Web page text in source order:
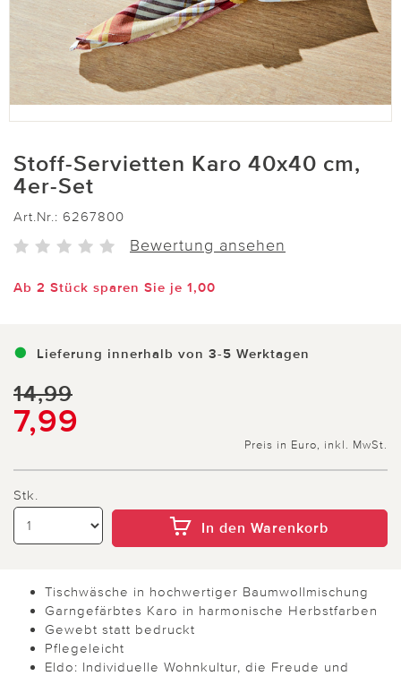
Stoff-Servietten Karo 40x40 cm,
4er-Set
Art.Nr.: 6267800
Bewertung ansehen
Ab 2 Stück sparen Sie je 1,00
Lieferung innerhalb von 3-5 Werktagen
14,99
7,99
Preis in Euro, inkl. MwSt.
Stk.
In den Warenkorb
Tischwäsche in hochwertiger Baumwollmischung
Garngefärbtes Karo in harmonische Herbstfarben
Gewebt statt bedruckt
Pflegeleicht
Eldo: Individuelle Wohnkultur, die Freude und